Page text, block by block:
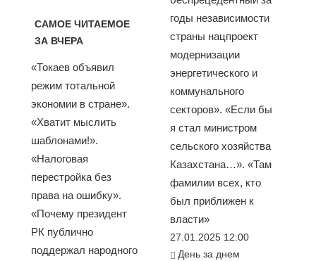
САМОЕ ЧИТАЕМОЕ
ЗА ВЧЕРА
«Токаев объявил
режим тотальной
экономии в стране».
«Хватит мыслить
шаблонами!».
«Налоговая
перестройка без
права на ошибку».
«Почему президент
РК публично
поддержал народного
годы независимости
страны нацпроект
модернизации
энергетического и
коммунального
секторов». «Если бы
я стал министром
сельского хозяйства
Казахстана…». «Там
фамилии всех, кто
был приближен к
власти»
27.01.2025 12:00
День за днем